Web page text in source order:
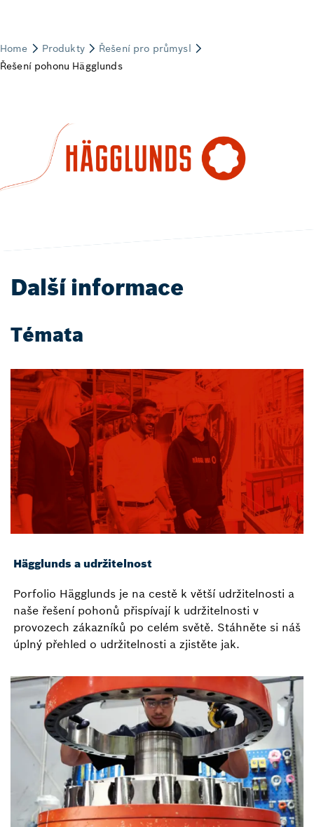
Další informace
Témata
Hägglunds a udržitelnost
Porfolio Hägglunds je na cestě k větší udržitelnosti a
naše řešení pohonů přispívají k udržitelnosti v
provozech zákazníků po celém světě. Stáhněte si náš
úplný přehled o udržitelnosti a zjistěte jak.